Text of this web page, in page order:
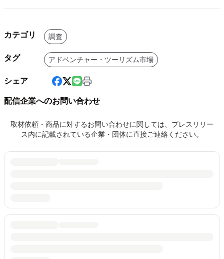
カテゴリ 調査
タグ アドベンチャー・ツーリズム市場
シェア
配信企業へのお問い合わせ
取材依頼・商品に対するお問い合わせに関しては、プレスリリー
ス内に記載されている企業・団体に直接ご連絡ください。